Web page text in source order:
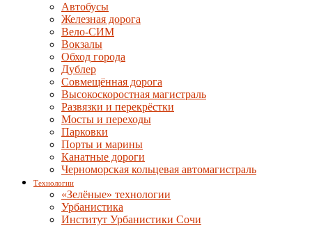
Автобусы
Железная дорога
Вело-СИМ
Вокзалы
Обход города
Дублер
Совмещённая дорога
Высокоскоростная магистраль
Развязки и перекрёстки
Мосты и переходы
Парковки
Порты и марины
Канатные дороги
Черноморская кольцевая автомагистраль
Технологии
«Зелёные» технологии
Урбанистика
Институт Урбанистики Сочи